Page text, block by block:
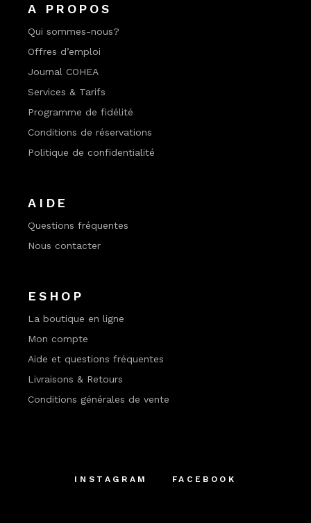
A PROPOS
Qui sommes-nous?
Offres d’emploi
Journal COHEA
Services & Tarifs
Programme de fidélité
Conditions de réservations
Politique de confidentialité
AIDE
Questions fréquentes
Nous contacter
ESHOP
La boutique en ligne
Mon compte
Aide et questions fréquentes
Livraisons & Retours
Conditions générales de vente
INSTAGRAM FACEBOOK